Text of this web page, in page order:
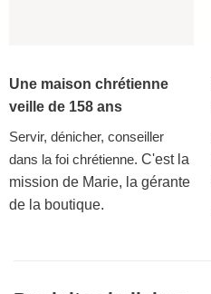
Une maison chrétienne
veille de 158 ans
Servir, dénicher, conseiller
dans la foi chrétienne. C'est la
mission de Marie, la gérante
de la boutique.